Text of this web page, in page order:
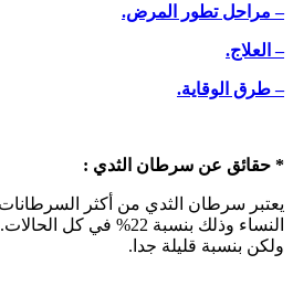
– مراحل تطور المرض.
– العلاج.
– طرق الوقاية.
* حقائق عن سرطان الثدي :
يعتبر سرطان الثدي من أكثر السرطانات
النساء وذلك بنسبة 22%
ولكن بنسبة قليلة جدا.